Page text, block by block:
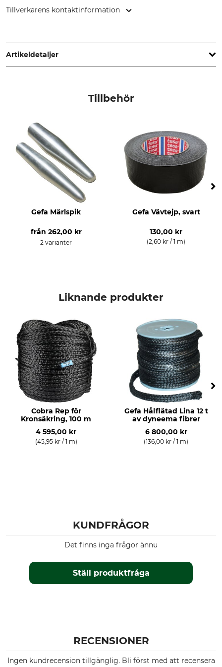
Tillverkarens kontaktinformation
Germany, www.gefafabritz.com
Artikeldetaljer
Färgad tråd
blå
Rullängd
100 meter
Tillbehör
Gefa Märlspik
från 262,00 kr
2 varianter
Gefa Vävtejp, svart
130,00 kr
(2,60 kr / 1 m)
Liknande produkter
Cobra Rep för
Kronsäkring, 100 m
4 595,00 kr
(45,95 kr / 1 m)
Gefa Hålflätad Lina 12 t
av dyneema fibrer
6 800,00 kr
(136,00 kr / 1 m)
KUNDFRÅGOR
Ställ produktfråga
Det finns inga frågor ännu
RECENSIONER
Ingen kundrecension tillgänglig. Bli först med att recensera